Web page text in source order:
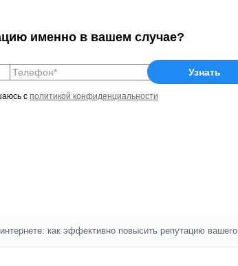
именно в вашем случае?
с политикой конфиденциальности
как эффективно повысить репутацию